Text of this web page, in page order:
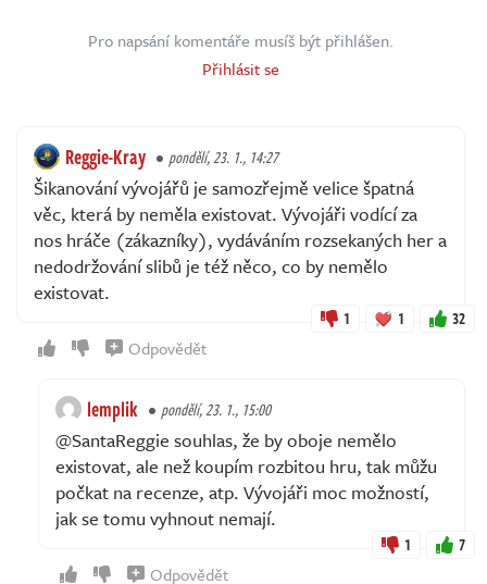
Pro napsání komentáře musíš být přihlášen.
Přihlásit se
Reggie-Kray pondělí, 23. 1., 14:27
Šikanování vývojářů je samozřejmě velice špatná
věc, která by neměla existovat. Vývojáři vodící za
nos hráče (zákazníky), vydáváním rozsekaných her a
nedodržování slibů je též něco, co by nemělo
existovat.
1 1 32
Odpovědět
lemplik pondělí, 23. 1., 15:00
@SantaReggie souhlas, že by oboje nemělo
existovat, ale než koupím rozbitou hru, tak můžu
počkat na recenze, atp. Vývojáři moc možností,
jak se tomu vyhnout nemají.
1 7
Odpovědět